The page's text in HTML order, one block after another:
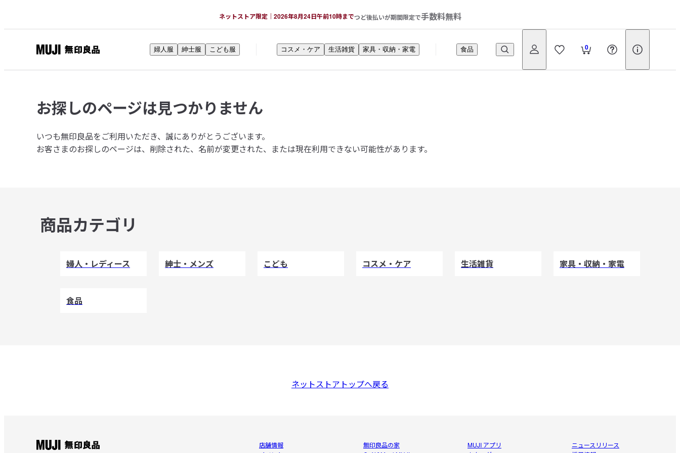
ネットストア限定｜2026年8月24日午前10時までつど後払いが期間限定で手数料無料
印
品
ネ
ト
ス
0
婦人服 紳士服 こども服 コスメ・ケア 生活雑貨 家具・収納・家電 食品
お探しのページは見つかりません
いつも無印良品をご利用いただき、誠にありがとうございます。
お客さまのお探しのページは、削除された、名前が変更された、または現在利用できない可能性があります。
商品カテゴリ
婦人・レディース 紳士・メンズ こども コスメ・ケア 生活雑貨 家具・収納・家電
食品
ネットストアトップへ戻る
店舗情報
無印良品の家
MUJI アプリ
ニュースリリース